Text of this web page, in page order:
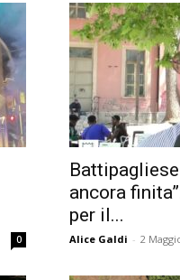
0
ancora
per il...
Alice Galdi - 2